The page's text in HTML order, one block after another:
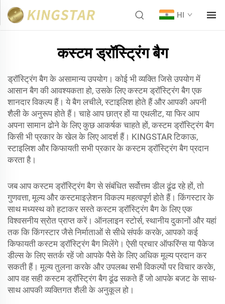
HI
कस्टम ड्रॉस्ट्रिंग बैग
ड्रॉस्ट्रिंग बैग के असामान्य उपयोग। कोई भी व्यक्ति जिसे उपयोग में
आसान बैग की आवश्यकता हो, उसके लिए कस्टम ड्रॉस्ट्रिंग बैग एक
शानदार विकल्प हैं। ये बैग लचीले, स्टाइलिश होते हैं और आपकी अपनी
शैली के अनुरूप होते हैं। चाहे आप छात्र हों या एथलीट, या फिर आप
अपना सामान ढोने के लिए कुछ आकर्षक चाहते हों, कस्टम ड्रॉस्ट्रिंग बैग
किसी भी प्रकार के खेल के लिए आदर्श हैं। KINGSTAR टिकाऊ,
स्टाइलिश और किफायती सभी प्रकार के कस्टम ड्रॉस्ट्रिंग बैग प्रदान
करता है।
जब आप कस्टम ड्रॉस्ट्रिंग बैग से संबंधित सर्वोत्तम डील ढूंढ रहे हों, तो
गुणवत्ता, मूल्य और कस्टमाइज़ेशन विकल्प महत्वपूर्ण होते हैं। किंगस्टार के
साथ मध्यस्थ को हटाकर सस्ते कस्टम ड्रॉस्ट्रिंग बैग के लिए एक
विश्वसनीय स्रोत प्राप्त करें। ऑनलाइन स्टोर्स, स्थानीय दुकानों और यहां
तक कि किंगस्टार जैसे निर्माताओं से सीधे संपर्क करके, आपको कई
किफायती कस्टम ड्रॉस्ट्रिंग बैग मिलेंगे। ऐसी प्रचार ऑफरिंग्स या पैकेज
डील्स के लिए सतर्क रहें जो आपके पैसे के लिए अधिक मूल्य प्रदान कर
सकती हैं। मूल्य तुलना करके और उपलब्ध सभी विकल्पों पर विचार करके,
आप वह सही कस्टम ड्रॉस्ट्रिंग बैग ढूंढ सकते हैं जो आपके बजट के साथ-
साथ आपकी व्यक्तिगत शैली के अनुकूल हो।